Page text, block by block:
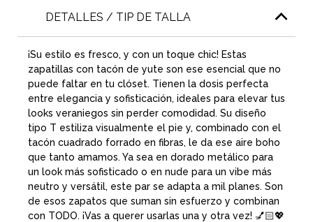
DETALLES / TIP DE TALLA
¡Su estilo es fresco, y con un toque chic! Estas
zapatillas con tacón de yute son ese esencial que no
puede faltar en tu clóset. Tienen la dosis perfecta
entre elegancia y sofisticación, ideales para elevar tus
looks veraniegos sin perder comodidad. Su diseño
tipo T estiliza visualmente el pie y, combinado con el
tacón cuadrado forrado en fibras, le da ese aire boho
que tanto amamos. Ya sea en dorado metálico para
un look más sofisticado o en nude para un vibe más
neutro y versátil, este par se adapta a mil planes. Son
de esos zapatos que suman sin esfuerzo y combinan
con TODO. ¡Vas a querer usarlas una y otra vez! 💅🏻💖